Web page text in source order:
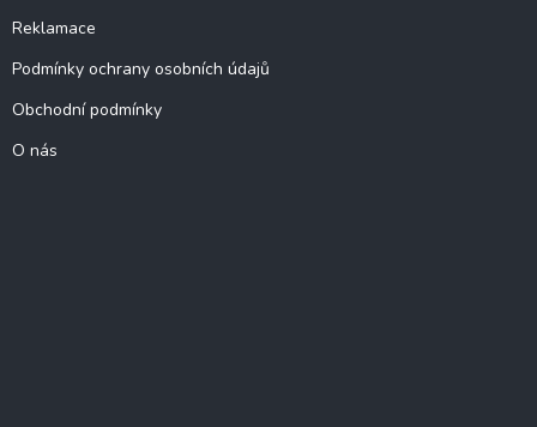
Reklamace
Podmínky ochrany osobních údajů
Obchodní podmínky
O nás